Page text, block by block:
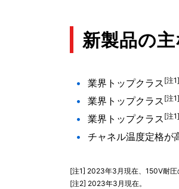
新製品の
業界トップクラス [注1]
業界トップクラス [注1]
業界トップクラス [注1]
チャネル温度定格が
[注1] 2023年3月現在、150V耐圧
[注2] 2023年3月現在。